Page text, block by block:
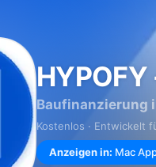
Baufinanzierung
Kostenlos · Entwickelt
Anzeigen in: Mac